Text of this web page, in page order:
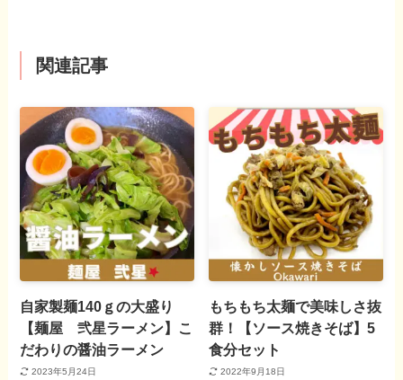
関連記事
自家製麺140ｇの大盛り
【麺屋 弐星ラーメン】こ
だわりの醤油ラーメン
2023年5月24日
もちもち太麺で美味しさ抜
群！【ソース焼きそば】5
食分セット
2022年9月18日